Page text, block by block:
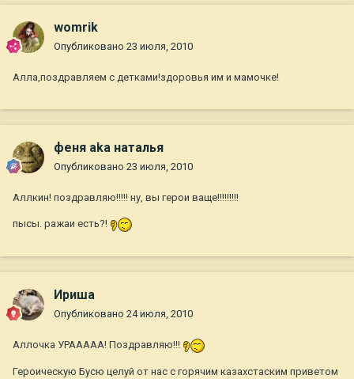
womrik
Опубликовано 23 июля, 2010
Алла,поздравляем с детками!здоровья им и мамочке!
феня aka наталья
Опубликовано 23 июля, 2010
Аллкин! поздравляю!!!!! ну, вы герои ваще!!!!!!!!!
пысы. ражаи есть?!
Ириша
Опубликовано 24 июля, 2010
Аллочка УРААААА! Поздравляю!!!
Героическую Бусю целуй от нас с горячим казахстаским приветом